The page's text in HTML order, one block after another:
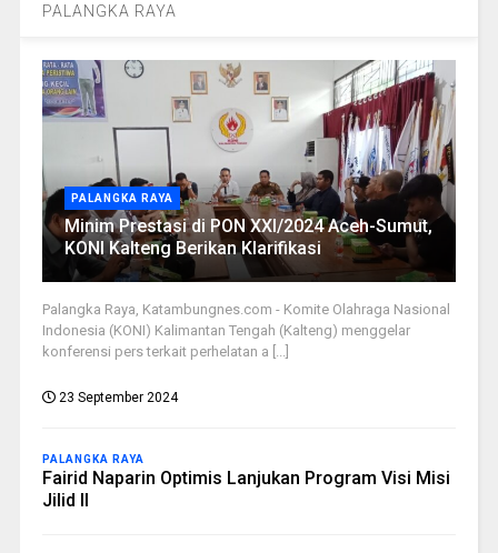
PALANGKA RAYA
PALANGKA RAYA
Minim Prestasi di PON XXI/2024 Aceh-Sumut,
KONI Kalteng Berikan Klarifikasi
Palangka Raya, Katambungnes.com - Komite Olahraga Nasional
Indonesia (KONI) Kalimantan Tengah (Kalteng) menggelar
konferensi pers terkait perhelatan a [...]
23 September 2024
PALANGKA RAYA
Fairid Naparin Optimis Lanjukan Program Visi Misi
Jilid II